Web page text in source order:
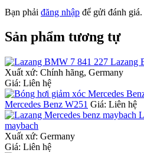
Bạn phải đăng nhập để gửi đánh giá.
Sản phẩm tương tự
Lazang
Xuất xứ: Chính hãng, Germany
Giá: Liên hệ
Mercedes Benz W251 Giá: Liên hệ
maybach
Xuất xứ: Germany
Giá: Liên hệ